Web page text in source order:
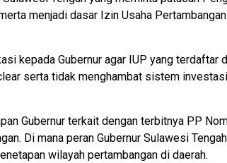
menjadi dasar Izin Usaha
kepada Gubernur agar IUP yang terdaftar
serta tidak menghambat sistem
Gubernur terkait dengan terbitnya PP
Di mana peran Gubernur Sulawesi
wilayah pertambangan di daerah.